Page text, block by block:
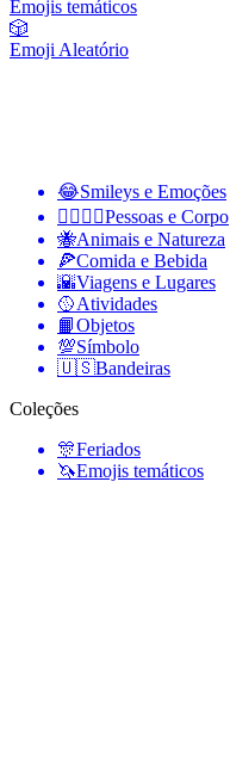
Emojis temáticos
🎲
Emoji Aleatório
😂Smileys e Emoções
👩‍❤️‍💋‍👨Pessoas e Corpo
🐝Animais e Natureza
🍕Comida e Bebida
🌇Viagens e Lugares
🥎Atividades
📙Objetos
💯Símbolo
🇺🇸Bandeiras
Coleções
🎊Feriados
🦄Emojis temáticos